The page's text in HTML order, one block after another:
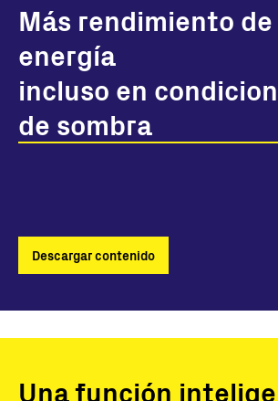
Más rendimiento de
energía
incluso en
de sombra
Descargar contenido
Una función